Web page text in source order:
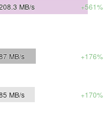
MB/s +561%
MB/s +176%
MB/s +170%